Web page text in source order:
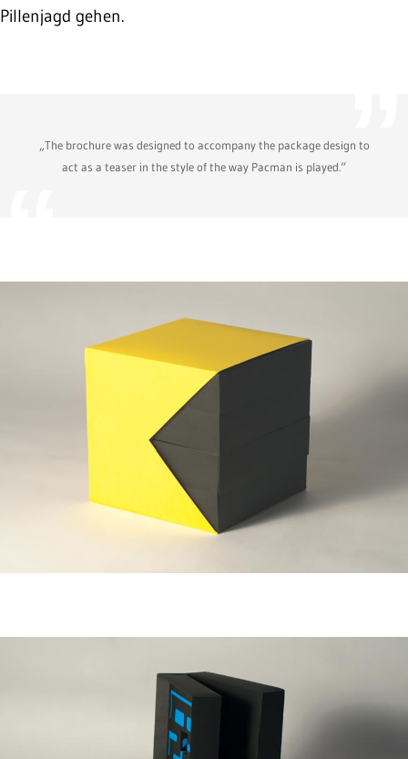
Pillenjagd gehen.
„The brochure was designed to accompany the package design to
act as a teaser in the style of the way Pacman is played.“